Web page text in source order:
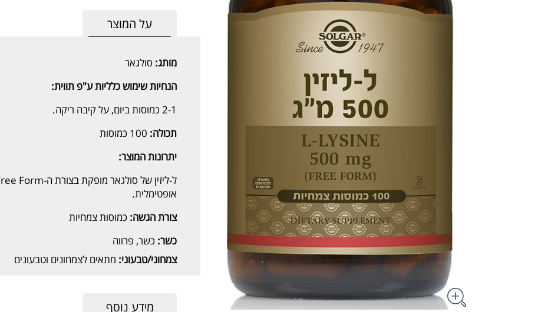
על המוצר
מותג: סולגאר
הנחיות שימוש כלליות ע"פ תווית:
2-1 כמוסות ביום, על קיבה ריקה.
תכולה:
יתרונות המוצר:
אופטימלית.
צורת הגשה: כמוסות צמחיות
כשר: כשר, פרווה
צמחוני/טבעוני: מתאים לצמחונים וטבעונים
מידע נוסף